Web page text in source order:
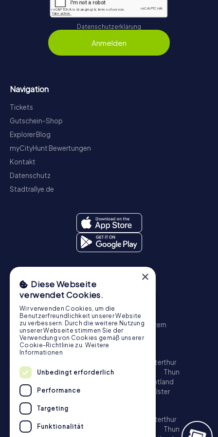
Datenschutzerklärung
Anmelden
Navigation
Tickets
Gutschein-Shop
Explorer Blog
myCityHunt Bewertungen
Kontakt
Datenschutz
Stadtrallye.de
Schnitzeljagd
Zürich Basel Genf Bern Winterthur
Luzern
St. Gallen
Schaffhausen Chur
Schatzsuche
Winterthur
Luzern
St. Gallen Biel Lugano
Thun
Freiburg im Üechtland
Schaffhausen
Chur Uster
Escape Game
Zürich
Winterthur
Luzern
St. Gallen Biel
Thun
×
Diese Webseite
verwendet Cookies.
Wir verwenden Cookies, um die
Benutzerfreundlichkeit unserer Website
zu verbessern. Durch die weitere Nutzung
unserer Webseite stimmen Sie der
Verwendung von Cookies gemäß unserer
Cookie-Richtlinie zu. Weitere
Informationen
Unbedingt erforderlich
Performance
Targeting
Funktionalität